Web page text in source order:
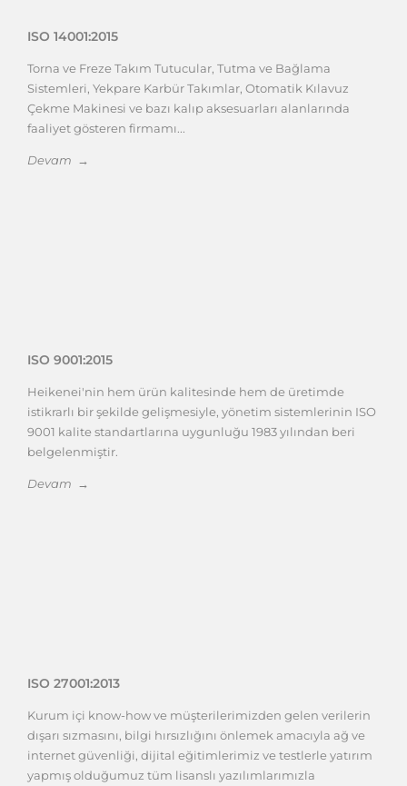
ISO 14001:2015
Torna ve Freze Takım Tutucular, Tutma ve Bağlama
Sistemleri, Yekpare Karbür Takımlar, Otomatik Kılavuz
Çekme Makinesi ve bazı kalıp aksesuarları alanlarında
faaliyet gösteren firmamı...
Devam →
ISO 9001:2015
Heikenei'nin hem ürün kalitesinde hem de üretimde
istikrarlı bir şekilde gelişmesiyle, yönetim sistemlerinin ISO
9001 kalite standartlarına uygunluğu 1983 yılından beri
belgelenmiştir.
Devam →
ISO 27001:2013
Kurum içi know-how ve müşterilerimizden gelen verilerin
dışarı sızmasını, bilgi hırsızlığını önlemek amacıyla ağ ve
internet güvenliği, dijital eğitimlerimiz ve testlerle yatırım
yapmış olduğumuz tüm lisanslı yazılımlarımızla